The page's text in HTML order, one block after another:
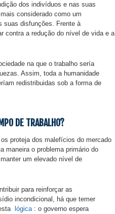
dos indivíduos e nas suas
considerado como um
suas disfunções. Frente à
contra a redução do nível de vida e a
na que o trabalho sería
Assim, toda a humanidade
redistribuidas sob a forma de
DE TRABALHO?
proteja dos malefícios do mercado
maneira o problema primário do
um elevado nível de
para reinforçar as
incondicional, há que temer
lógica: o governo espera